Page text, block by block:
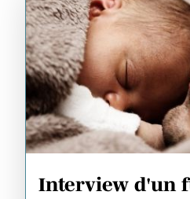
Interview d'un